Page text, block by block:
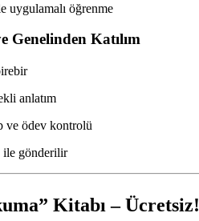
uygulamalı öğrenme
Genelinden Katılım
anlatım
ve ödev kontrolü
ile gönderilir
Kitabı – Ücretsiz!